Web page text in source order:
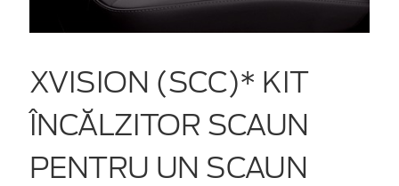
XVISION (SCC)* KIT
ÎNCĂLZITOR SCAUN
PENTRU UN SCAUN